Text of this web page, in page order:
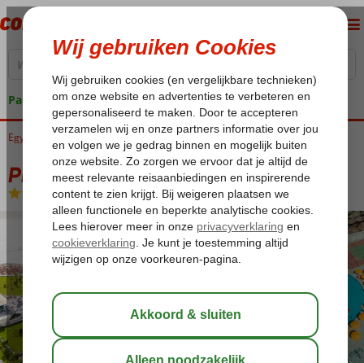
Pakketgarantie
Home
Egypte Rode Zee Marsa Alam Pickalbatros Palace Hotel
Pickalbatros Palace Hotel
All Inclusive-Hotel